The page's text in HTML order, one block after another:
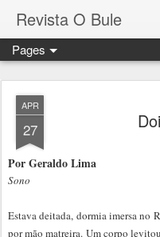
Revista O Bule
Pages
APR
27
Por Geraldo Lima
Sono
Estava deitada, dormia imersa no
por mão matreira. Um corpo